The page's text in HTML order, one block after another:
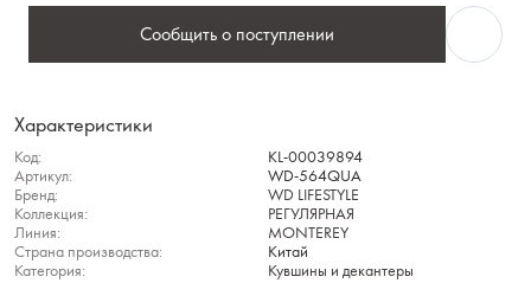
Сообщить о поступлении
Характеристики
Код:
KL-00039894
Артикул:
WD-564QUA
Бренд:
WD LIFESTYLE
Коллекция:
РЕГУЛЯРНАЯ
Линия:
MONTEREY
Страна производства:
Китай
Категория:
Кувшины и декантеры